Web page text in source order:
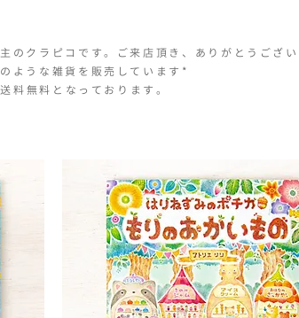
のクラピコです。
ご来店頂き、ありがとうござ
ような雑貨を販売しています*
料無料となっております。